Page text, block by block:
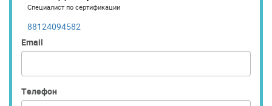
Специалист по сертификации
88124094582
Email
Телефон